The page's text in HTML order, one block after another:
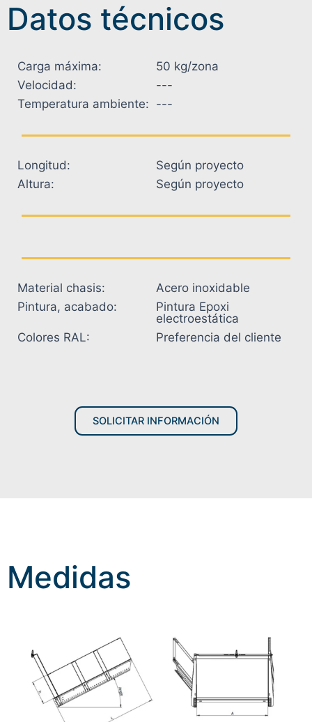
Datos técnicos
Carga máxima:
50 kg/zona
Velocidad:
---
Temperatura ambiente: ---
Longitud:
Según proyecto
Altura:
Según proyecto
Material chasis:
Acero inoxidable
Pintura, acabado:
Pintura Epoxi
electroestática
Colores RAL:
Preferencia del cliente
SOLICITAR INFORMACIÓN
Medidas